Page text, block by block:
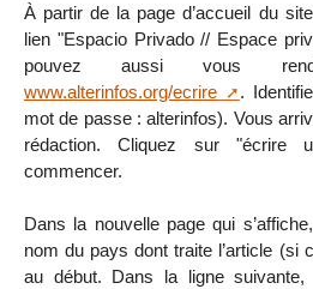
À partir de la page d’accueil du
lien "Espacio Privado // Espace
pouvez aussi vous
www.alterinfos.org/ecrire
.
mot de passe : alterinfos). Vous
rédaction. Cliquez sur "écrire
commencer.
Dans la nouvelle page qui
nom du pays dont traite l’article (si
au début. Dans la ligne